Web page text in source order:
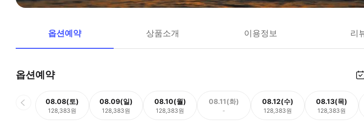
옵션예약 상품소개 이용정보 리
옵션예약
08.08(토)
128,383원
08.09(일)
128,383원
08.10(월)
128,383원
08.11(화)
-
08.12(수)
128,383원
08.13(목)
128,383원